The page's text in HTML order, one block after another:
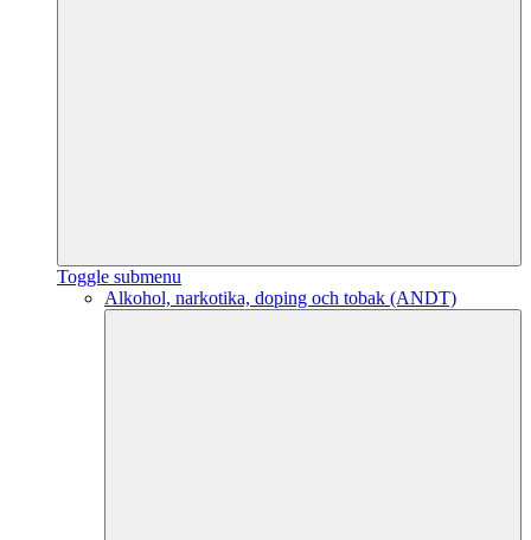
Toggle submenu
Alkohol, narkotika, doping och tobak (ANDT)